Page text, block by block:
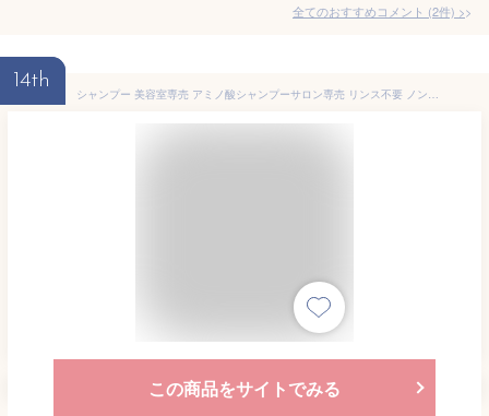
全てのおすすめコメント (2件) >
14th
シャンプー 美容室専売 アミノ酸シャンプーサロン専売 リンス不要 ノンシリコン オールインワンシャンプー 【 オンリーシャンプー II 500cc】 サロンシャンプー リンスインシャンプー 低刺激シャンプー うねり くせ毛 敏感肌
この商品をサイトでみる